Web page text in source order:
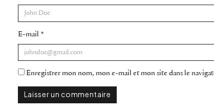
E-mail *
Enregistrer mon nom, mon e-mail et mon site dans le